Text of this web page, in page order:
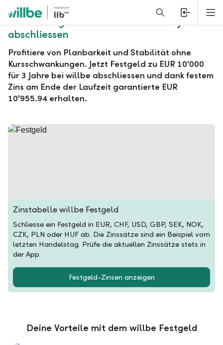
Alerts.Headline
willbe Festgeld zu EUR 10'000 für 3 Jahre
abschliessen
Profitiere von Planbarkeit und Stabilität ohne
Kursschwankungen. Jetzt Festgeld zu EUR 10'000
für 3 Jahre bei willbe abschliessen und dank festem
Zins am Ende der Laufzeit garantierte EUR
10'955.94 erhalten.
Zinstabelle willbe Festgeld
Schliesse ein Festgeld in EUR, CHF, USD, GBP, SEK, NOK,
CZK, PLN oder HUF ab. Die Zinssätze sind ein Beispiel vom
letzten Handelstag. Prüfe die aktuellen Zinssätze stets in
der App.
Festgeld-Zinsen anzeigen
Deine Vorteile mit dem willbe Festgeld